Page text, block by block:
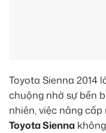
Toyota Sienna 2014
chuộng nhờ sự bền
nhiên, việc nâng
Toyota Sienna